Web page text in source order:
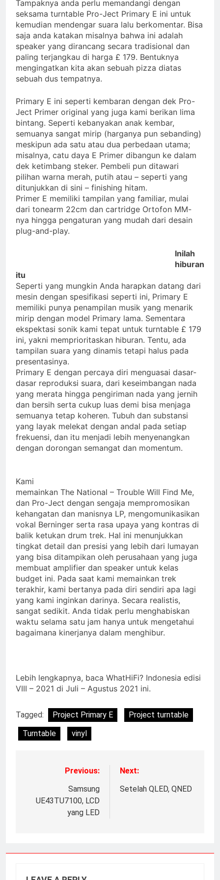
peraih Awards
2 Years Ago
Review Neumann NDH-
20
2 Years Ago
14 soundtrack video game
terbaik untuk menguji
headphone dan speaker
Anda
2 Years Ago
2 Years Ago
Cabasse merilis speaker
spherical Pearl Pelegrina
edisi terbatas
3 Years Ago
Tampaknya anda perlu memandangi dengan
seksama turntable Pro-Ject Primary E ini untuk
kemudian mendengar suara lalu berkomentar. Bisa
saja anda katakan misalnya bahwa ini adalah
speaker yang dirancang secara tradisional dan
paling terjangkau di harga £ 179. Bentuknya
mengingatkan kita akan sebuah pizza diatas
sebuah dus tempatnya.
Primary E ini seperti kembaran dengan dek Pro-
Ject Primer original yang juga kami berikan lima
bintang. Seperti kebanyakan anak kembar,
semuanya sangat mirip (harganya pun sebanding)
meskipun ada satu atau dua perbedaan utama;
misalnya, catu daya E Primer dibangun ke dalam
dek ketimbang steker. Pembeli pun ditawari
pilihan warna merah, putih atau – seperti yang
ditunjukkan di sini – finishing hitam.
Primer E memiliki tampilan yang familiar, mulai
dari tonearm 22cm dan cartridge Ortofon MM-
nya hingga pengaturan yang mudah dari desain
plug-and-play.
Inilah
hiburan
itu
Seperti yang mungkin Anda harapkan datang dari
mesin dengan spesifikasi seperti ini, Primary E
memiliki punya penampilan musik yang menarik
mirip dengan model Primary lama. Sementara
ekspektasi sonik kami tepat untuk turntable £ 179
ini, yakni memprioritaskan hiburan. Tentu, ada
tampilan suara yang dinamis tetapi halus pada
presentasinya.
Primary E dengan percaya diri menguasai dasar-
dasar reproduksi suara, dari keseimbangan nada
yang merata hingga pengiriman nada yang jernih
dan bersih serta cukup luas demi bisa menjaga
semuanya tetap koheren. Tubuh dan substansi
yang layak melekat dengan andal pada setiap
frekuensi, dan itu menjadi lebih menyenangkan
dengan dorongan semangat dan momentum.
Kami
memainkan The National – Trouble Will Find Me,
dan Pro-Ject dengan sengaja mempromosikan
kehangatan dan manisnya LP, mengomunikasikan
vokal Berninger serta rasa upaya yang kontras di
balik ketukan drum trek. Hal ini menunjukkan
tingkat detail dan presisi yang lebih dari lumayan
yang bisa ditampikan oleh perusahaan yang juga
membuat amplifier dan speaker untuk kelas
budget ini. Pada saat kami memainkan trek
terakhir, kami bertanya pada diri sendiri apa lagi
yang kami inginkan darinya. Secara realistis,
sangat sedikit. Anda tidak perlu menghabiskan
waktu selama satu jam hanya untuk mengetahui
bagaimana kinerjanya dalam menghibur.
Lebih lengkapnya, baca WhatHiFi? Indonesia edisi
VIII – 2021 di Juli – Agustus 2021 ini.
Tagged: Project Primary E
Project turntable
Turntable
vinyl
Previous:
Samsung
UE43TU7100, LCD
yang LED
Next:
Setelah QLED, QNED